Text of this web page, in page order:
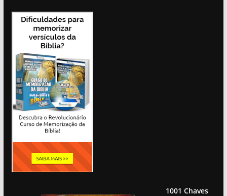
1001 Chaves